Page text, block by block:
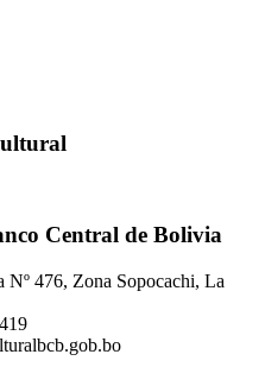
Central de Bolivia
Nº 476, Zona Sopocachi, La